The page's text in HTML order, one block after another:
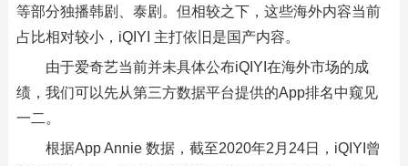
等部分独播韩剧、泰剧。但相较之下，这些海外内容当前
占比相对较小，iQIYI 主打依旧是国产内容。
由于爱奇艺当前并未具体公布iQIYI在海外市场的成
绩，我们可以先从第三方数据平台提供的App排名中窥见
一二。
根据App Annie 数据，截至2020年2月24日，iQIYI曾